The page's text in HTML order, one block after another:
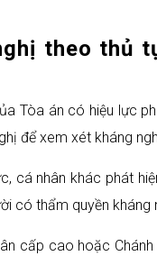
theo thủ
Tòa án có hiệu lực
để xem xét kháng
cá nhân khác phát
có thẩm quyền kháng
cấp cao hoặc